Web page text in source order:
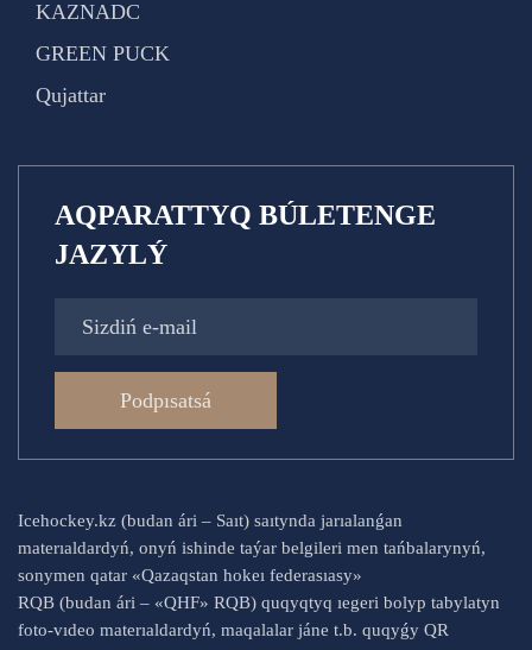
KAZNADC
GREEN PUCK
Qujattar
AQPARATTYQ BÚLETENGE
JAZYLÝ
Podpısatsá
Icehockey.kz (budan ári – Saıt) saıtynda jarıalanǵan
materıaldardyń, onyń ishinde taýar belgileri men tańbalarynyń,
sonymen qatar «Qazaqstan hokeı federasıasy»
RQB (budan ári – «QHF» RQB) quqyqtyq ıegeri bolyp tabylatyn
foto-vıdeo materıaldardyń, maqalalar jáne t.b. quqyǵy QR